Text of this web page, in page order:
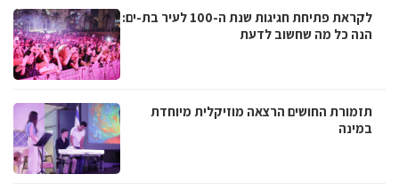
לקראת פתיחת חגיגות שנת ה-100 לעיר בת-ים:
הנה כל מה שחשוב לדעת
תזמורת החושים הרצאה מוזיקלית מיוחדת
במינה